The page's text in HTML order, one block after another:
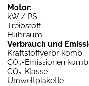
Motor:
kW / PS
Treibstoff
Hubraum
Verbrauch und
Kraftstoffverbr. komb.
CO2-Emissionen komb.
CO2-Klasse
Umweltplakette